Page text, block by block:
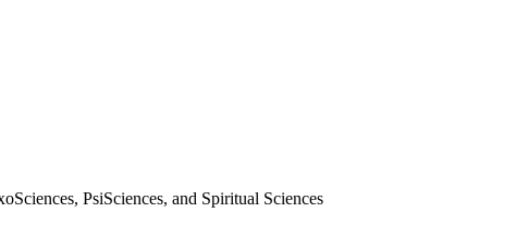
PsiSciences, and Spiritual Sciences